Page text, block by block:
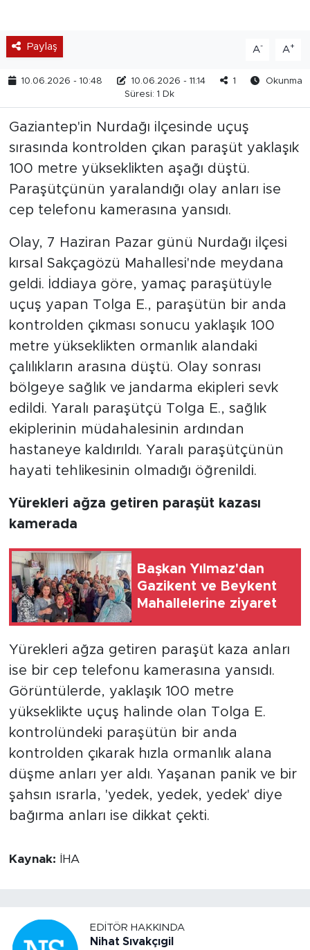
Paylaş A- A+
10.06.2026 - 10:48 10.06.2026 - 11:14 1
Okunma
Süresi: 1 Dk
Gaziantep'in Nurdağı ilçesinde uçuş
sırasında kontrolden çıkan paraşüt yaklaşık
100 metre yükseklikten aşağı düştü.
Paraşütçünün yaralandığı olay anları ise
cep telefonu kamerasına yansıdı.
Olay, 7 Haziran Pazar günü Nurdağı ilçesi
kırsal Sakçagözü Mahallesi'nde meydana
geldi. İddiaya göre, yamaç paraşütüyle
uçuş yapan Tolga E., paraşütün bir anda
kontrolden çıkması sonucu yaklaşık 100
metre yükseklikten ormanlık alandaki
çalılıkların arasına düştü. Olay sonrası
bölgeye sağlık ve jandarma ekipleri sevk
edildi. Yaralı paraşütçü Tolga E., sağlık
ekiplerinin müdahalesinin ardından
hastaneye kaldırıldı. Yaralı paraşütçünün
hayati tehlikesinin olmadığı öğrenildi.
Yürekleri ağza getiren paraşüt kazası
kamerada
Başkan Yılmaz'dan
Gazikent ve Beykent
Mahallelerine ziyaret
Yürekleri ağza getiren paraşüt kaza anları
ise bir cep telefonu kamerasına yansıdı.
Görüntülerde, yaklaşık 100 metre
yükseklikte uçuş halinde olan Tolga E.
kontrolündeki paraşütün bir anda
kontrolden çıkarak hızla ormanlık alana
düşme anları yer aldı. Yaşanan panik ve bir
şahsın ısrarla, 'yedek, yedek, yedek' diye
bağırma anları ise dikkat çekti.
Kaynak: İHA
EDITÖR HAKKINDA
Nihat Sıvakçıgil